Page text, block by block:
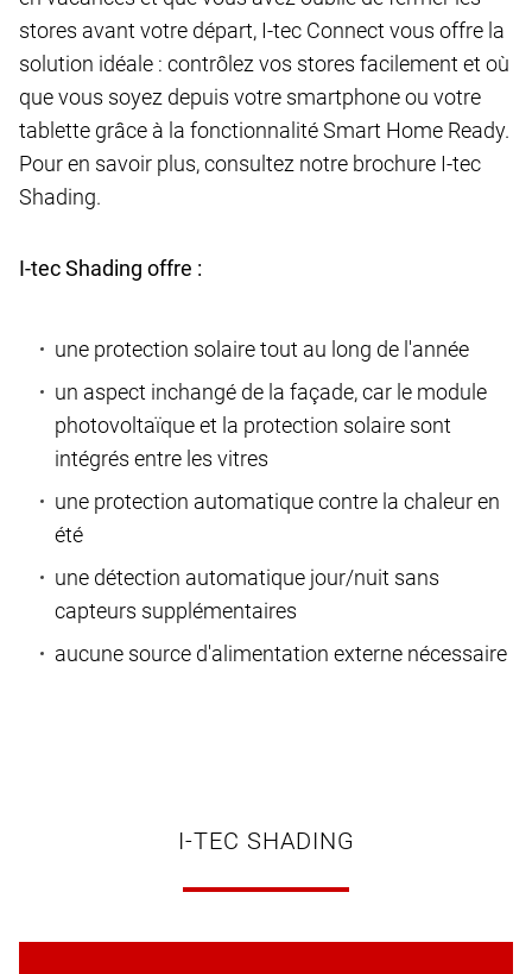
stores avant votre départ, I-tec Connect vous offre la
solution idéale : contrôlez vos stores facilement et où
que vous soyez depuis votre smartphone ou votre
tablette grâce à la fonctionnalité Smart Home Ready.
Pour en savoir plus, consultez notre brochure I-tec
Shading.
I-tec Shading offre :
une protection solaire tout au long de l'année
un aspect inchangé de la façade, car le module
photovoltaïque et la protection solaire sont
intégrés entre les vitres
une protection automatique contre la chaleur en
été
une détection automatique jour/nuit sans
capteurs supplémentaires
aucune source d'alimentation externe nécessaire
I-TEC SHADING